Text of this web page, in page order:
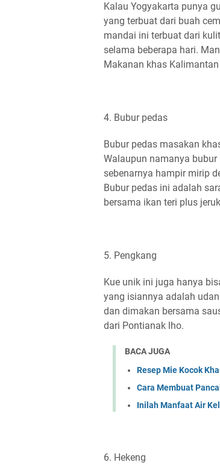
Kalau Yogyakarta punya
yang terbuat dari buah
mandai ini terbuat dari
selama beberapa hari.
Makanan khas
4. Bubur pedas
Bubur pedas masakan
Walaupun namanya
sebenarnya hampir mirip
Bubur pedas ini adalah
bersama ikan teri plus
5. Pengkang
Kue unik ini juga hanya
yang isiannya adalah
dan dimakan bersama
dari Pontianak lho.
BACA JUGA
Resep Mie Kocok
Cara Membuat
Inilah Manfaat Air
6. Hekeng